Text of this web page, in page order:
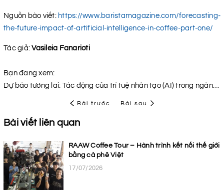
Nguồn bào viết: https://www.baristamagazine.com/forecasting-
the-future-impact-of-artificial-intelligence-in-coffee-part-one/
Tác giả:Vasileia Fanarioti
Bạn đang xem:
Dự báo tương lai: Tác động của trí tuệ nhân tạo (AI) trong ngành cà phê (Phần 1)
Bài trước Bài sau
Bài viết liên quan
RAAW Coffee Tour – Hành trình kết nối thế giới
bằng cà phê Việt
17/07/2026